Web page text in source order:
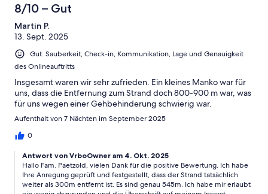
8/10 – Gut
Martin P.
13. Sept. 2025
Gut: Sauberkeit, Check-in, Kommunikation, Lage und Genauigkeit
des Onlineauftritts
Insgesamt waren wir sehr zufrieden. Ein kleines Manko war für
uns, dass die Entfernung zum Strand doch 800-900 m war, was
für uns wegen einer Gehbehinderung schwierig war.
Aufenthalt von 7 Nächten im September 2025
0
Antwort von VrboOwner am 4. Okt. 2025
Hallo Fam. Paetzold, vielen Dank für die positive Bewertung. Ich habe
Ihre Anregung geprüft und festgestellt, dass der Strand tatsächlich
weiter als 300m entfernt ist. Es sind genau 545m. Ich habe mir erlaubt